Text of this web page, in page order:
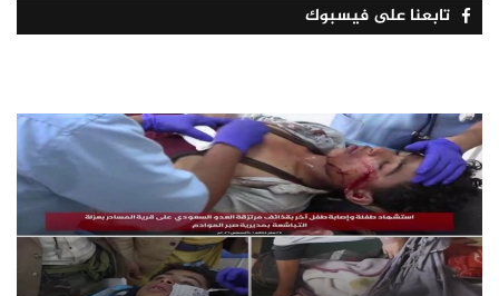
تابعنا على فيسبوك